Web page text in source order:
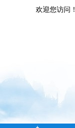
欢迎您访问！